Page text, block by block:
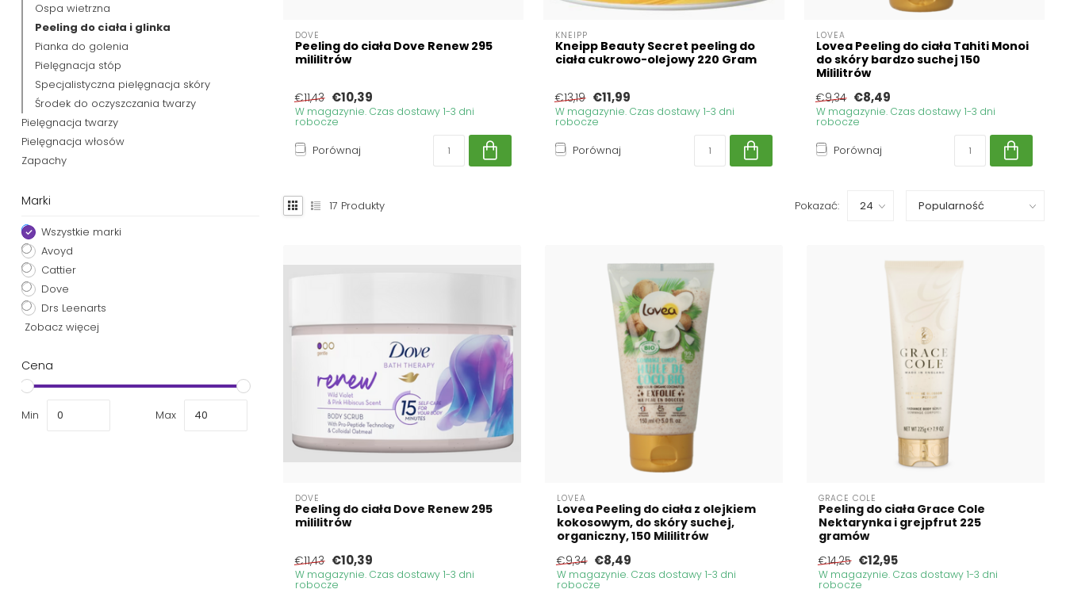
Ospa wietrzna
Peeling do ciała i glinka
Pianka do golenia
Pielęgnacja stóp
Specjalistyczna pielęgnacja skóry
Środek do oczyszczania twarzy
Pielęgnacja twarzy
Pielęgnacja włosów
Zapachy
Marki
Wszystkie marki
Avoyd
Cattier
Dove
Drs Leenarts
Zobacz więcej
Cena
Min Max
DOVE
Peeling do ciała Dove Renew 295
mililitrów
€11,43 €10,39
W magazynie. Czas dostawy 1-3 dni
robocze
Porównaj
KNEIPP
Kneipp Beauty Secret peeling do
ciała cukrowo-olejowy 220 Gram
€13,19 €11,99
W magazynie. Czas dostawy 1-3 dni
robocze
Porównaj
LOVEA
Lovea Peeling do ciała Tahiti Monoi
do skóry bardzo suchej 150
Mililitrów
€9,34 €8,49
W magazynie. Czas dostawy 1-3 dni
robocze
Porównaj
17 Produkty Pokazać:
DOVE
Peeling do ciała Dove Renew 295
mililitrów
€11,43 €10,39
W magazynie. Czas dostawy 1-3 dni
robocze
LOVEA
Lovea Peeling do ciała z olejkiem
kokosowym, do skóry suchej,
organiczny, 150 Mililitrów
€9,34 €8,49
W magazynie. Czas dostawy 1-3 dni
robocze
GRACE COLE
Peeling do ciała Grace Cole
Nektarynka i grejpfrut 225
gramów
€14,25 €12,95
W magazynie. Czas dostawy 1-3 dni
robocze